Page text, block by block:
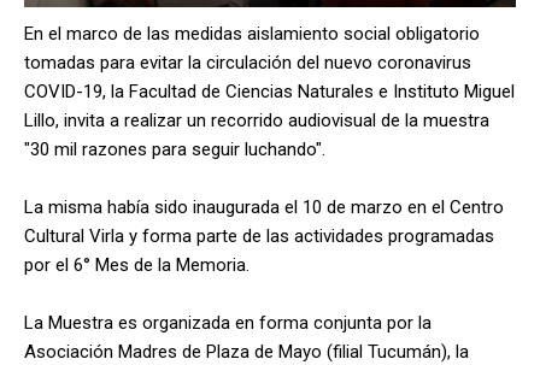
En el marco de las medidas aislamiento social obligatorio
tomadas para evitar la circulación del nuevo coronavirus
COVID-19, la Facultad de Ciencias Naturales e Instituto Miguel
Lillo, invita a realizar un recorrido audiovisual de la muestra
"30 mil razones para seguir luchando".
La misma había sido inaugurada el 10 de marzo en el Centro
Cultural Virla y forma parte de las actividades programadas
por el 6° Mes de la Memoria.
La Muestra es organizada en forma conjunta por la
Asociación Madres de Plaza de Mayo (filial Tucumán), la